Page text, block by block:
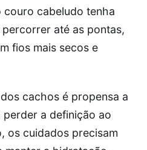
couro cabeludo tenha
até as pontas,
fios mais secos e
cachos é propensa a
a definição ao
os cuidados precisam